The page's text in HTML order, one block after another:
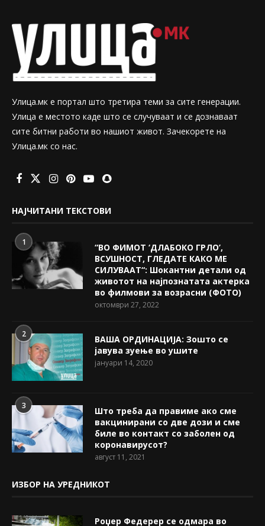
Улица.мк е портал што третира теми за сите генерации.
Улица е местото каде што се случуваат и се дознаваат
сите битни работи во нашиот живот. Зачекорете на
Улица.мк со нас.
НАЈЧИТАНИ ТЕКСТОВИ
1
“ВО ФИМОТ ‘ДЛАБОКО ГРЛО’,
ВСУШНОСТ, ГЛЕДАТЕ КАКО МЕ
СИЛУВААТ“: Шокантни детали од
животот на најпознатата актерка
во филмови за возрасни (ФОТО)
октомври 27, 2022
2
ВАША ОРДИНАЦИЈА: Зошто се
јавува зуење во ушите
јануари 14, 2020
3
Што треба да правиме ако сме
вакцинирани со две дози и сме
биле во контакт со заболен од
коронавирусот?
август 11, 2021
ИЗБОР НА УРЕДНИКОТ
Роџер Федерер се одмара во